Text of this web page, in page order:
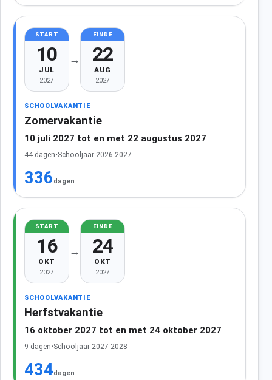
START
10
JUL
2027
→
EINDE
22
AUG
2027
SCHOOLVAKANTIE
Zomervakantie
10 juli 2027 tot en met 22 augustus 2027
44 dagen•Schooljaar 2026-2027
336 dagen
START
16
OKT
2027
→
EINDE
24
OKT
2027
SCHOOLVAKANTIE
Herfstvakantie
16 oktober 2027 tot en met 24 oktober 2027
9 dagen•Schooljaar 2027-2028
434dagen